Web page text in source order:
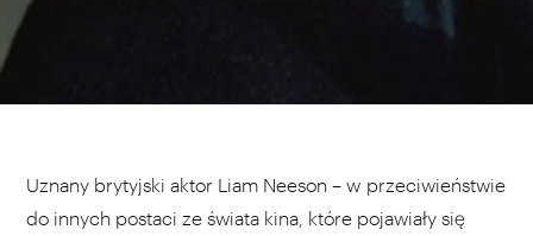
Uznany brytyjski aktor Liam Neeson – w przeciwieństwie
do innych postaci ze świata kina, które pojawiały się